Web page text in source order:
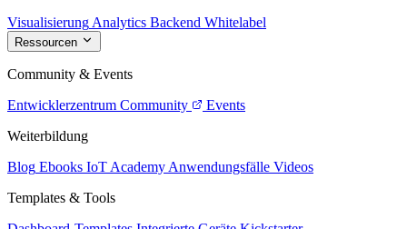
Visualisierung Analytics Backend Whitelabel
Ressourcen
Community & Events
Entwicklerzentrum Community
Events
Weiterbildung
Blog Ebooks IoT Academy Anwendungsfälle Videos
Templates & Tools